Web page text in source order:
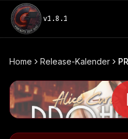
v1.8.1
Home Release-Kalender